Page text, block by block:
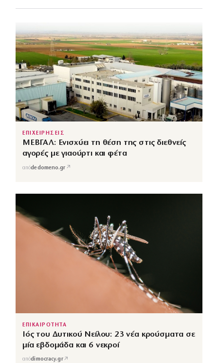
ΕΠΙΧΕΙΡΗΣΕΙΣ
ΜΕΒΓΑΛ: Ενισχύει τη θέση της στις διεθνείς
αγορές με γιαούρτι και φέτα
απόdedomeno.gr ↗
ΕΠΙΚΑΙΡΟΤΗΤΑ
Ιός του Δυτικού Νείλου: 23 νέα κρούσματα σε
μία εβδομάδα και 6 νεκροί
απόdimocracy.gr↗